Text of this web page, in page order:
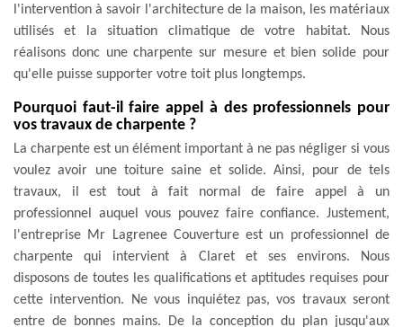
l'intervention à savoir l'architecture de la maison, les matériaux
utilisés et la situation climatique de votre habitat. Nous
réalisons donc une charpente sur mesure et bien solide pour
qu'elle puisse supporter votre toit plus longtemps.
Pourquoi faut-il faire appel à des professionnels pour
vos travaux de charpente ?
La charpente est un élément important à ne pas négliger si vous
voulez avoir une toiture saine et solide. Ainsi, pour de tels
travaux, il est tout à fait normal de faire appel à un
professionnel auquel vous pouvez faire confiance. Justement,
l'entreprise Mr Lagrenee Couverture est un professionnel de
charpente qui intervient à Claret et ses environs. Nous
disposons de toutes les qualifications et aptitudes requises pour
cette intervention. Ne vous inquiétez pas, vos travaux seront
entre de bonnes mains. De la conception du plan jusqu'aux